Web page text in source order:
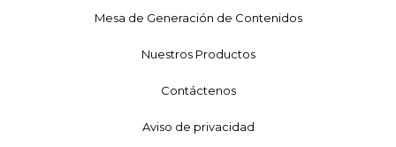
Mesa de Generación de Contenidos
Nuestros Productos
Contáctenos
Aviso de privacidad